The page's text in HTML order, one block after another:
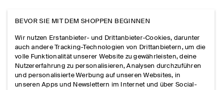
BEVOR SIE MIT DEM SHOPPEN BEGINNEN
Wir nutzen Erstanbieter- und Drittanbieter-Cookies, darunter
auch andere Tracking-Technologien von Drittanbietern, um die
volle Funktionalität unserer Website zu gewährleisten, deine
Nutzererfahrung zu personalisieren, Analysen durchzuführen
und personalisierte Werbung auf unseren Websites, in
unseren Apps und Newslettern im Internet und über Social-